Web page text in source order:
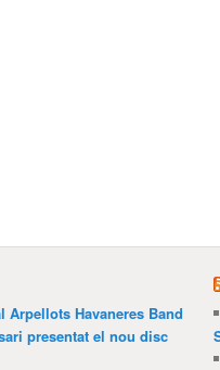
Arpellots Havaneres Band
presentat el nou disc